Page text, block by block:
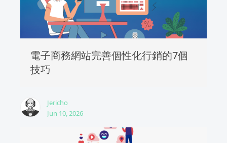
電子商務網站完善個性化行銷的7個
技巧
Jericho
Jun 10, 2026